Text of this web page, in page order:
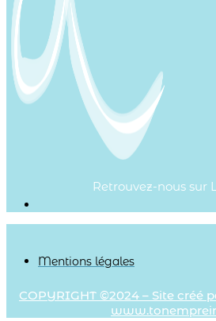
Retrouvez-nous sur
Mentions légales
COPYRIGHT ©2024 – Site créé